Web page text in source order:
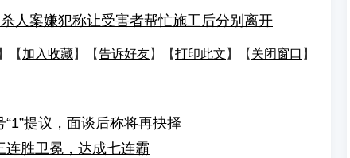
人案嫌犯称让受害者帮忙施工后分别离开
】【 加入收藏】【告诉好友】【打印此文 】【 关闭窗口 】
提议，面谈后称将再抉择
连胜卫冕，达成七连霸